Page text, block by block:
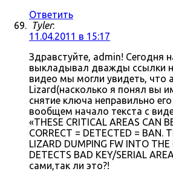
Ответить
Tyler:
11.04.2011 в 15:17
Здравстуйте, admin! Сегодня
выкладывал дважды ссылки
видео мы могли увидеть, что
Lizard(насколько я понял вы
снятие ключа неправильно
вообщем начало текста с
«THESE CRITICAL AREAS CAN
CORRECT = DETECTED = BAN.
LIZARD DUMPING FW INTO
DETECTS BAD KEY/SERIAL
сами,так ли это?!